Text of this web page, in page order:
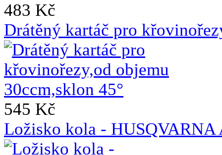
483 Kč
Drátěný kartáč pro
545 Kč
Ložisko kola - HUSQVARNA